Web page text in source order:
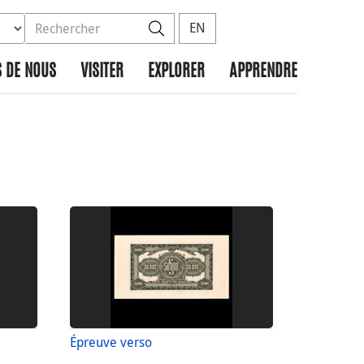
la base de données à rechercher
le site Rechercher
EN
DE NOUS VISITER EXPLORER APPRENDRE
Épreuve verso